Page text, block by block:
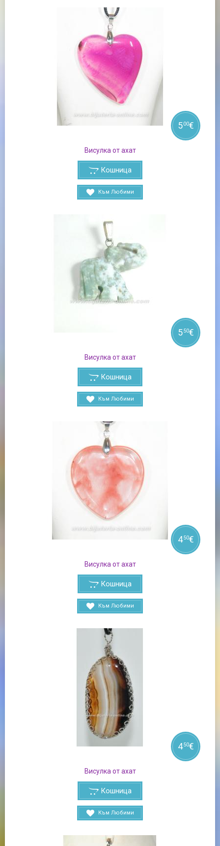
Висулка от ахат
500€
Кошница
Към Любими
Висулка от ахат
550€
Кошница
Към Любими
Висулка от ахат
450€
Кошница
Към Любими
Висулка от ахат
450€
Кошница
Към Любими